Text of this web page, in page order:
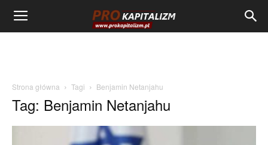
Strona główna Tagi Benjamin Netanjahu
Tag: Benjamin Netanjahu